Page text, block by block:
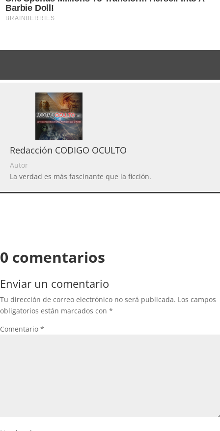
Redacción CODIGO OCULTO
Autor
La verdad es más fascinante que la ficción.
0 comentarios
Enviar un comentario
Tu dirección de correo electrónico no será publicada. Los campos
obligatorios están marcados con *
Comentario *